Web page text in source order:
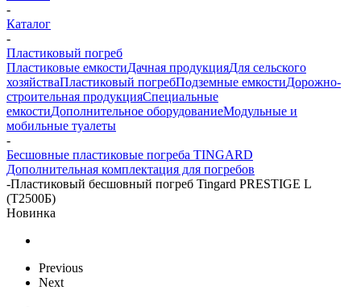
-
Каталог
-
Пластиковый погреб
Пластиковые емкостиДачная продукцияДля сельского
хозяйстваПластиковый погребПодземные емкостиДорожно-
строительная продукцияСпециальные
емкостиДополнительное оборудованиеМодульные и
мобильные туалеты
-
Бесшовные пластиковые погреба TINGARD
Дополнительная комплектация для погребов
-Пластиковый бесшовный погреб Tingard PRESTIGE L
(Т2500Б)
Новинка
Previous
Next